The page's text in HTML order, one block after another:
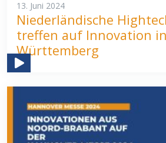
13. Juni 2024
Niederländische
treffen auf Innovation
Württemberg